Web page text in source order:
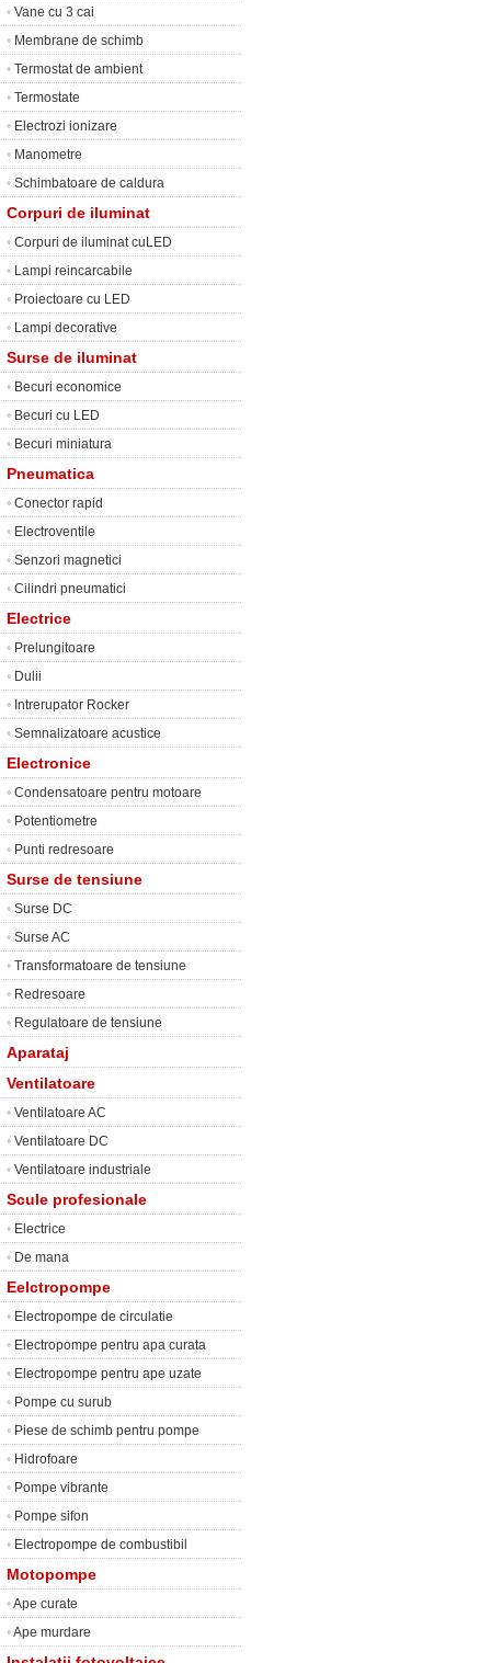
• Vane cu 3 cai
• Membrane de schimb
• Termostat de ambient
• Termostate
• Electrozi ionizare
• Manometre
• Schimbatoare de caldura
Corpuri de iluminat
• Corpuri de iluminat cuLED
• Lampi reincarcabile
• Proiectoare cu LED
• Lampi decorative
Surse de iluminat
• Becuri economice
• Becuri cu LED
• Becuri miniatura
Pneumatica
• Conector rapid
• Electroventile
• Senzori magnetici
• Cilindri pneumatici
Electrice
• Prelungitoare
• Dulii
• Intrerupator Rocker
• Semnalizatoare acustice
Electronice
• Condensatoare pentru motoare
• Potentiometre
• Punti redresoare
Surse de tensiune
• Surse DC
• Surse AC
• Transformatoare de tensiune
• Redresoare
• Regulatoare de tensiune
Aparataj
Ventilatoare
• Ventilatoare AC
• Ventilatoare DC
• Ventilatoare industriale
Scule profesionale
• Electrice
• De mana
Eelctropompe
• Electropompe de circulatie
• Electropompe pentru apa curata
• Electropompe pentru ape uzate
• Pompe cu surub
• Piese de schimb pentru pompe
• Hidrofoare
• Pompe vibrante
• Pompe sifon
• Electropompe de combustibil
Motopompe
•Ape curate
•Ape murdare